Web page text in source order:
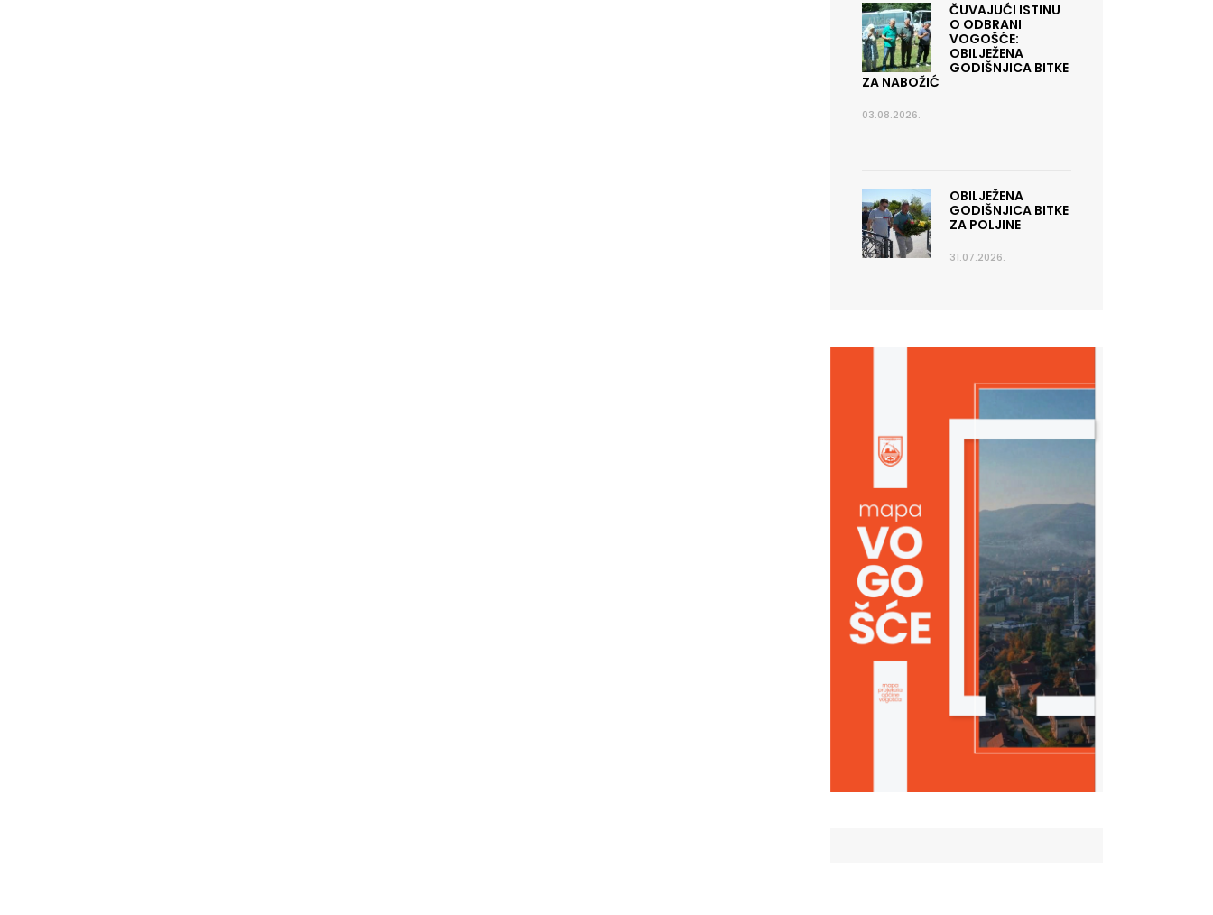
ČUVAJUĆI ISTINU
O ODBRANI
VOGOŠĆE:
OBILJEŽENA
GODIŠNJICA BITKE
ZA NABOŽIĆ
03.08.2026.
OBILJEŽENA
GODIŠNJICA BITKE
ZA POLJINE
31.07.2026.